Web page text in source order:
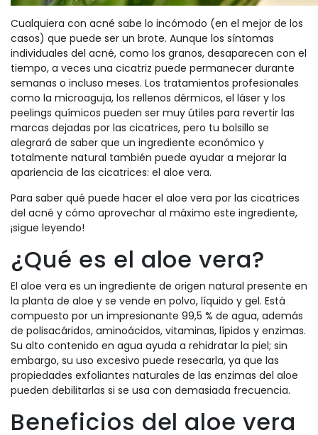
Cualquiera con acné sabe lo incómodo (en el mejor de los
casos) que puede ser un brote. Aunque los síntomas
individuales del acné, como los granos, desaparecen con el
tiempo, a veces una cicatriz puede permanecer durante
semanas o incluso meses. Los tratamientos profesionales
como la microaguja, los rellenos dérmicos, el láser y los
peelings químicos pueden ser muy útiles para revertir las
marcas dejadas por las cicatrices, pero tu bolsillo se
alegrará de saber que un ingrediente económico y
totalmente natural también puede ayudar a mejorar la
apariencia de las cicatrices: el aloe vera.
Para saber qué puede hacer el aloe vera por las cicatrices
del acné y cómo aprovechar al máximo este ingrediente,
¡sigue leyendo!
¿Qué es el aloe vera?
El aloe vera es un ingrediente de origen natural presente en
la planta de aloe y se vende en polvo, líquido y gel. Está
compuesto por un impresionante 99,5 % de agua, además
de polisacáridos, aminoácidos, vitaminas, lípidos y enzimas.
Su alto contenido en agua ayuda a rehidratar la piel; sin
embargo, su uso excesivo puede resecarla, ya que las
propiedades exfoliantes naturales de las enzimas del aloe
pueden debilitarlas si se usa con demasiada frecuencia.
Beneficios del aloe vera